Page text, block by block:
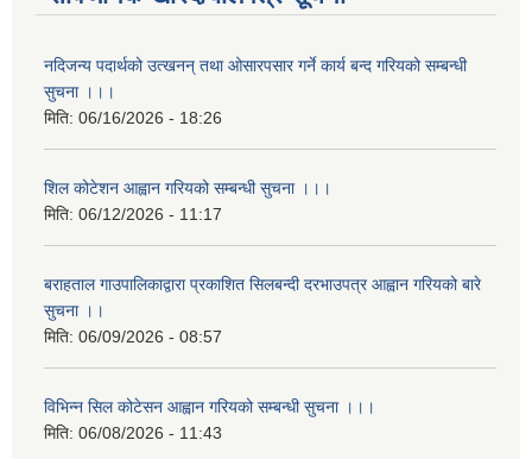
नदिजन्य पदार्थको उत्खनन् तथा ओसारपसार गर्ने कार्य बन्द गरियको सम्बन्धी
सुचना ।।।
मिति: 06/16/2026 - 18:26
शिल कोटेशन आह्वान गरियको सम्बन्धी सुचना ।।।
मिति: 06/12/2026 - 11:17
बराहताल गाउपालिकाद्वारा प्रकाशित सिलबन्दी दरभाउपत्र आह्वान गरियको बारे
सुचना ।।
मिति: 06/09/2026 - 08:57
विभिन्न सिल कोटेसन आह्वान गरियको सम्बन्धी सुचना ।।।
मिति: 06/08/2026 - 11:43